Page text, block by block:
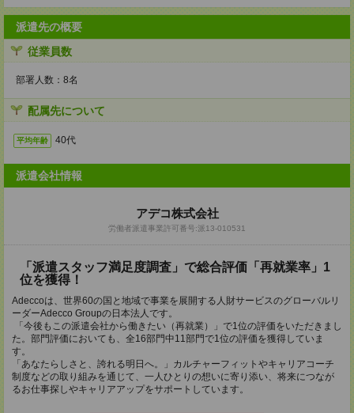
派遣先の概要
従業員数
部署人数：8名
配属先について
平均年齢 40代
派遣会社情報
アデコ株式会社
労働者派遣事業許可番号:派13-010531
「派遣スタッフ満足度調査」で総合評価「再就業率」1
位を獲得！
Adeccoは、世界60の国と地域で事業を展開する人財サービスのグローバルリ
ーダーAdecco Groupの日本法人です。
「今後もこの派遣会社から働きたい（再就業）」で1位の評価をいただきまし
た。部門評価においても、全16部門中11部門で1位の評価を獲得していま
す。
「あなたらしさと、誇れる明日へ。」カルチャーフィットやキャリアコーチ
制度などの取り組みを通じて、一人ひとりの想いに寄り添い、将来につなが
るお仕事探しやキャリアアップをサポートしています。